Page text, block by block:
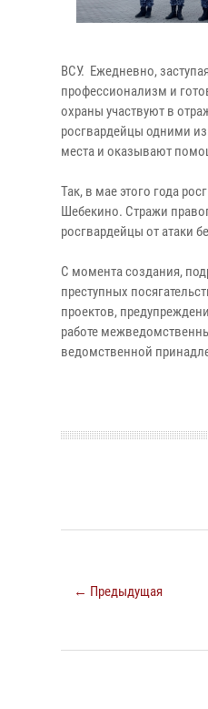
ВСУ. Ежедневно,
профессионализм и
охраны участвуют в
росгвардейцы одними
места и оказывают
Так, в мае этого года
Шебекино. Стражи
росгвардейцы от атаки
С момента создания,
преступных
проектов,
работе
ведомственной
← Предыдущая